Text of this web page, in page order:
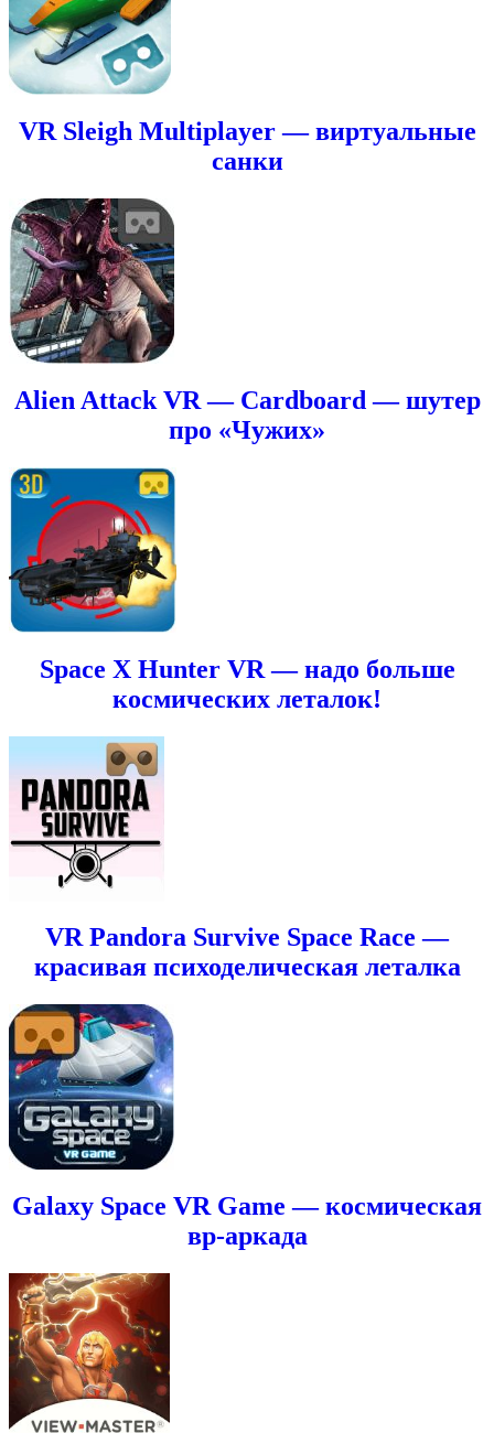
VR Sleigh Multiplayer — виртуальные
санки
Alien Attack VR — Cardboard — шутер
про «Чужих»
Space X Hunter VR — надо больше
космических леталок!
VR Pandora Survive Space Race —
красивая психоделическая леталка
Galaxy Space VR Game — космическая
вр-аркада